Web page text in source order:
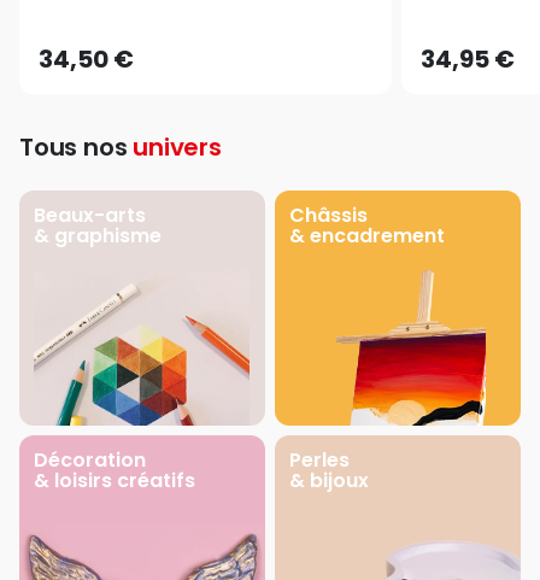
34,50 € 34,95 €
Tous nos univers
Beaux-arts
& graphisme
Châssis
& encadrement
Décoration
& loisirs créatifs
Perles
& bijoux